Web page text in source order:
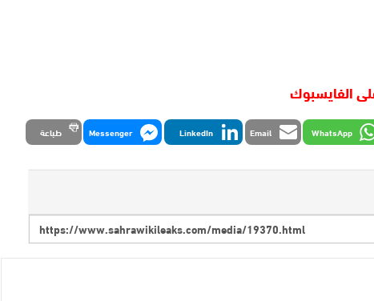
الفايسبوك
WhatsApp
Email
LinkedIn
Messenger طباعة